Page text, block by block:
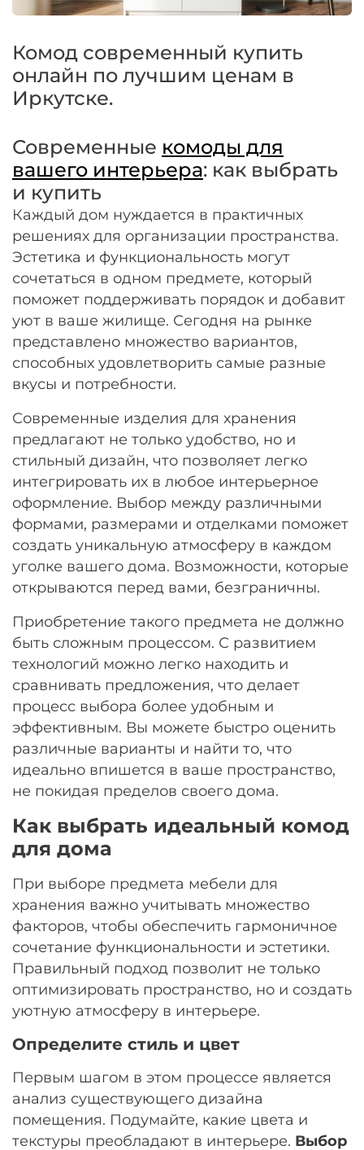
Комод современный купить
онлайн по лучшим ценам в
Иркутске.
Современные комоды для
вашего интерьера: как выбрать
и купить
Каждый дом нуждается в практичных
решениях для организации пространства.
Эстетика и функциональность могут
сочетаться в одном предмете, который
поможет поддерживать порядок и добавит
уют в ваше жилище. Сегодня на рынке
представлено множество вариантов,
способных удовлетворить самые разные
вкусы и потребности.
Современные изделия для хранения
предлагают не только удобство, но и
стильный дизайн, что позволяет легко
интегрировать их в любое интерьерное
оформление. Выбор между различными
формами, размерами и отделками поможет
создать уникальную атмосферу в каждом
уголке вашего дома. Возможности, которые
открываются перед вами, безграничны.
Приобретение такого предмета не должно
быть сложным процессом. С развитием
технологий можно легко находить и
сравнивать предложения, что делает
процесс выбора более удобным и
эффективным. Вы можете быстро оценить
различные варианты и найти то, что
идеально впишется в ваше пространство,
не покидая пределов своего дома.
Как выбрать идеальный комод
для дома
При выборе предмета мебели для
хранения важно учитывать множество
факторов, чтобы обеспечить гармоничное
сочетание функциональности и эстетики.
Правильный подход позволит не только
оптимизировать пространство, но и создать
уютную атмосферу в интерьере.
Определите стиль и цвет
Первым шагом в этом процессе является
анализ существующего дизайна
помещения. Подумайте, какие цвета и
текстуры преобладают в интерьере. Выбор
Оплачивайте сегодня только25% картой
Получайте товар
выбранный способом
Оставшиеся75% будут
списыватьсяс вашей карты
по25 %
Подробнее
об оплате Плайтом
раз в 2 недели
Остались вопросы?
plait.ru